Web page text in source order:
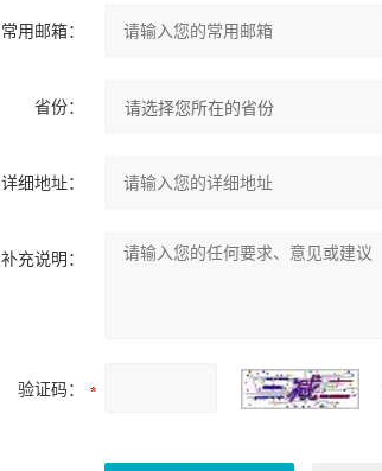
常用邮箱：
省份：
详细地址：
补充说明：
验证码：